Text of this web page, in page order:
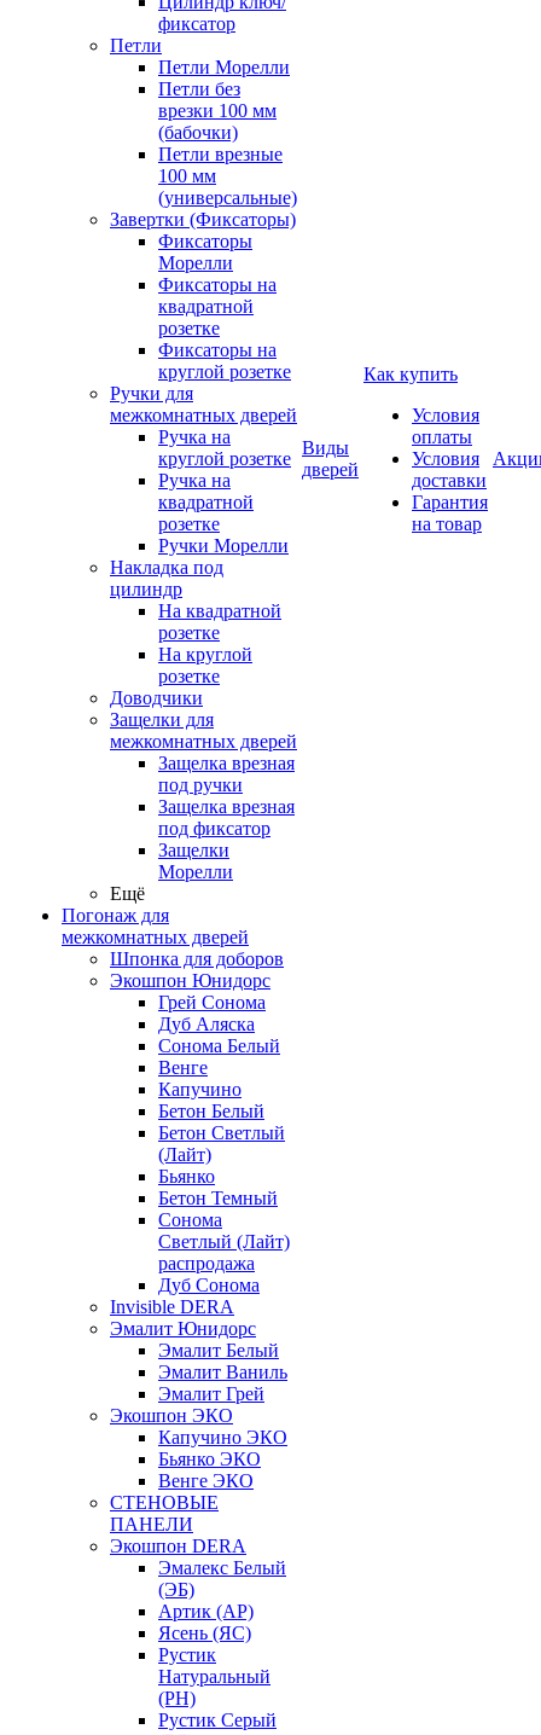
фиксатор
Петли
Петли Морелли
Петли без
врезки 100 мм
(бабочки)
Петли врезные
100 мм
(универсальные)
Завертки (Фиксаторы)
Фиксаторы
Морелли
Фиксаторы на
квадратной
розетке
Фиксаторы на
круглой розетке
Ручки для
межкомнатных дверей
Ручка на
круглой розетке
Ручка на
квадратной
розетке
Ручки Морелли
Накладка под
цилиндр
На квадратной
розетке
На круглой
розетке
Доводчики
Защелки для
межкомнатных дверей
Защелка врезная
под ручки
Защелка врезная
под фиксатор
Защелки
Морелли
Ещё
Погонаж для
межкомнатных дверей
Шпонка для доборов
Экошпон Юнидорс
Грей Сонома
Дуб Аляска
Сонома Белый
Венге
Капучино
Бетон Белый
Бетон Светлый
(Лайт)
Бьянко
Бетон Темный
Сонома
Светлый (Лайт)
распродажа
Дуб Сонома
Invisible DERA
Эмалит Юнидорс
Эмалит Белый
Эмалит Ваниль
Эмалит Грей
Экошпон ЭКО
Капучино ЭКО
Бьянко ЭКО
Венге ЭКО
СТЕНОВЫЕ
ПАНЕЛИ
Экошпон DERA
Эмалекс Белый
(ЭБ)
Артик (АР)
Ясень (ЯС)
Рустик
Натуральный
(РН)
Рустик Серый
Виды
дверей
Как купить
Условия
оплаты
Условия
доставки
Гарантия
на товар